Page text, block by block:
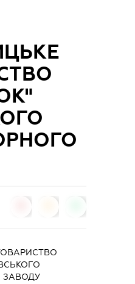
ЗАВОДУ